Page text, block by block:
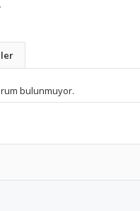
bulunmuyor.